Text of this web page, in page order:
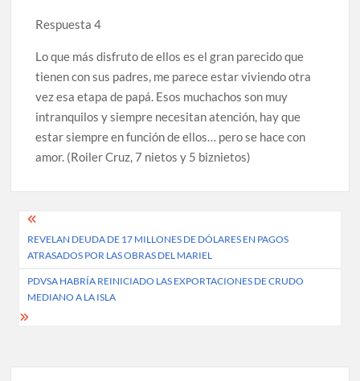
Respuesta 4
Lo que más disfruto de ellos es el gran parecido que
tienen con sus padres, me parece estar viviendo otra
vez esa etapa de papá. Esos muchachos son muy
intranquilos y siempre necesitan atención, hay que
estar siempre en función de ellos… pero se hace con
amor. (Roiler Cruz, 7 nietos y 5 biznietos)
Post
navigation
REVELAN DEUDA DE 17 MILLONES DE DÓLARES EN PAGOS
ATRASADOS POR LAS OBRAS DEL MARIEL
PDVSA HABRÍA REINICIADO LAS EXPORTACIONES DE CRUDO
MEDIANO A LA ISLA